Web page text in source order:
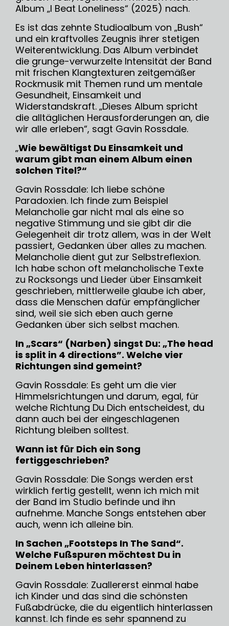
Album „I Beat Loneliness“ (2025) nach.
Es ist das zehnte Studioalbum von „Bush“
und ein kraftvolles Zeugnis ihrer stetigen
Weiterentwicklung. Das Album verbindet
die grunge-verwurzelte Intensität der Band
mit frischen Klangtexturen zeitgemäßer
Rockmusik mit Themen rund um mentale
Gesundheit, Einsamkeit und
Widerstandskraft. „Dieses Album spricht
die alltäglichen Herausforderungen an, die
wir alle erleben“, sagt Gavin Rossdale.
„Wie bewältigst Du Einsamkeit und
warum gibt man einem Album einen
solchen Titel?“
Gavin Rossdale: Ich liebe schöne
Paradoxien. Ich finde zum Beispiel
Melancholie gar nicht mal als eine so
negative Stimmung und sie gibt dir die
Gelegenheit dir trotz allem, was in der Welt
passiert, Gedanken über alles zu machen.
Melancholie dient gut zur Selbstreflexion.
Ich habe schon oft melancholische Texte
zu Rocksongs und Lieder über Einsamkeit
geschrieben, mittlerweile glaube ich aber,
dass die Menschen dafür empfänglicher
sind, weil sie sich eben auch gerne
Gedanken über sich selbst machen.
In „Scars“ (Narben) singst Du: „The head
is split in 4 directions”. Welche vier
Richtungen sind gemeint?
Gavin Rossdale: Es geht um die vier
Himmelsrichtungen und darum, egal, für
welche Richtung Du Dich entscheidest, du
dann auch bei der eingeschlagenen
Richtung bleiben solltest.
Wann ist für Dich ein Song
fertiggeschrieben?
Gavin Rossdale: Die Songs werden erst
wirklich fertig gestellt, wenn ich mich mit
der Band im Studio befinde und ihn
aufnehme. Manche Songs entstehen aber
auch, wenn ich alleine bin.
In Sachen „Footsteps In The Sand“.
Welche Fußspuren möchtest Du in
Deinem Leben hinterlassen?
Gavin Rossdale: Zuallererst einmal habe
ich Kinder und das sind die schönsten
Fußabdrücke, die du eigentlich hinterlassen
kannst. Ich finde es sehr spannend zu